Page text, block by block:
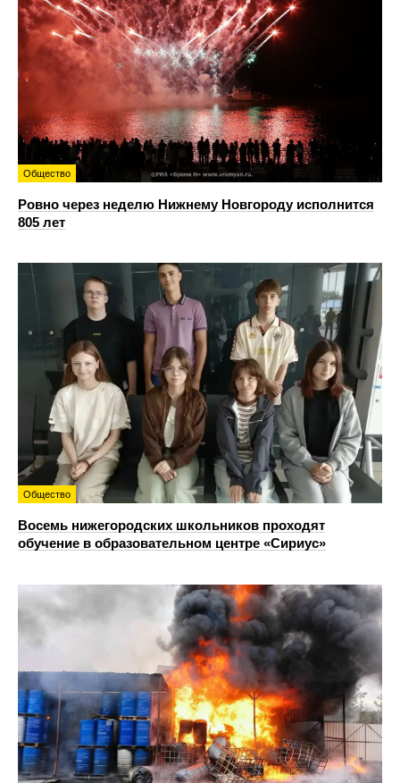
Общество
Ровно через неделю Нижнему Новгороду исполнится
805 лет
Общество
Восемь нижегородских школьников проходят
обучение в образовательном центре «Сириус»